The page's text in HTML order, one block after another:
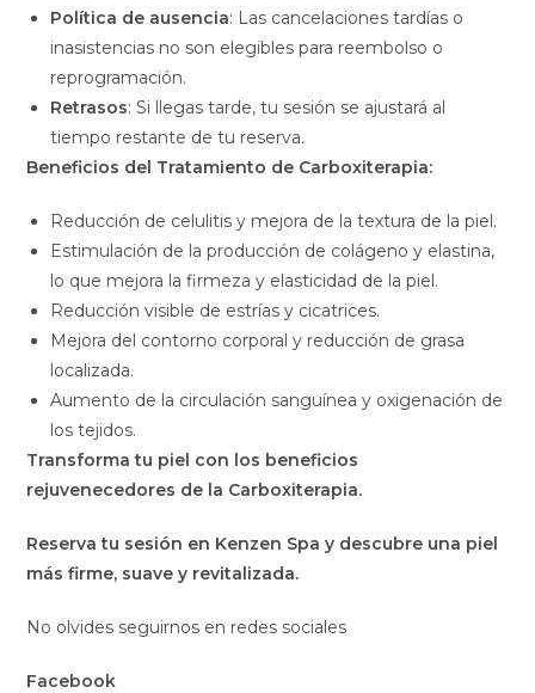
Política de ausencia: Las cancelaciones tardías o
inasistencias no son elegibles para reembolso o
reprogramación.
Retrasos: Si llegas tarde, tu sesión se ajustará al
tiempo restante de tu reserva.
Beneficios del Tratamiento de Carboxiterapia:
Reducción de celulitis y mejora de la textura de la piel.
Estimulación de la producción de colágeno y elastina,
lo que mejora la firmeza y elasticidad de la piel.
Reducción visible de estrías y cicatrices.
Mejora del contorno corporal y reducción de grasa
localizada.
Aumento de la circulación sanguínea y oxigenación de
los tejidos.
Transforma tu piel con los beneficios
rejuvenecedores de la Carboxiterapia.
Reserva tu sesión en Kenzen Spa y descubre una piel
más firme, suave y revitalizada.
No olvides seguirnos en redes sociales
Facebook